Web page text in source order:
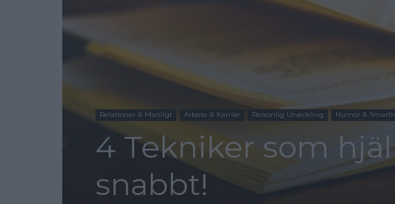
Relationer & Manligt Arbete & Karriär Personlig Utveckling Humor &
4 Tekniker som
snabbt!